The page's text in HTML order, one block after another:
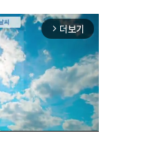
arrow_forward_ios 더보기